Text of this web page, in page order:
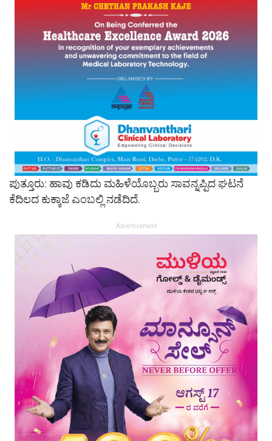
ಪುತ್ತೂರು: ಹಾವು ಕಡಿದು ಮಹಿಳೆಯೊಬ್ಬರು ಸಾವನ್ನಪ್ಪಿದ ಘಟನೆ
ಕೆದಿಲದ ಕುಕ್ಕಾಜೆ ಎಂಬಲ್ಲಿ ನಡೆದಿದೆ.
Advertisement